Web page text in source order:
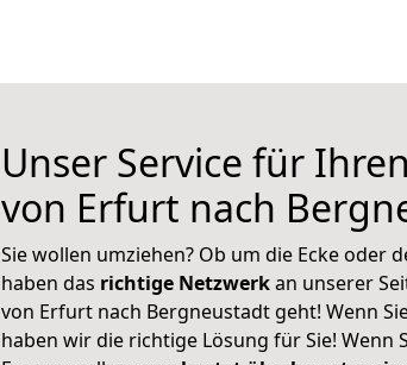
Unser Service für
von Erfurt nach
Sie wollen umziehen? Ob um die Ecke oder
haben das richtige Netzwerkan unserer
von Erfurt nach Bergneustadt geht! Wenn
haben wir die richtige Lösung für Sie! Wenn